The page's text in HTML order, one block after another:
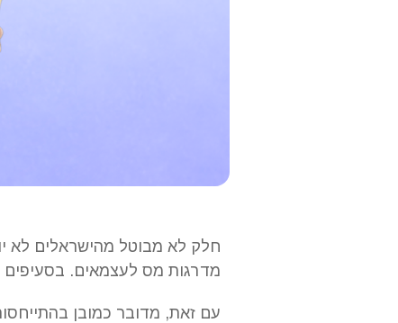
חלק לא מבוטל מהישראלים לא
מדרגות מס לעצמאים.
עם זאת, מדובר כמובן